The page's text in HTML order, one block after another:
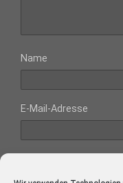
Name
E-Mail-Adresse